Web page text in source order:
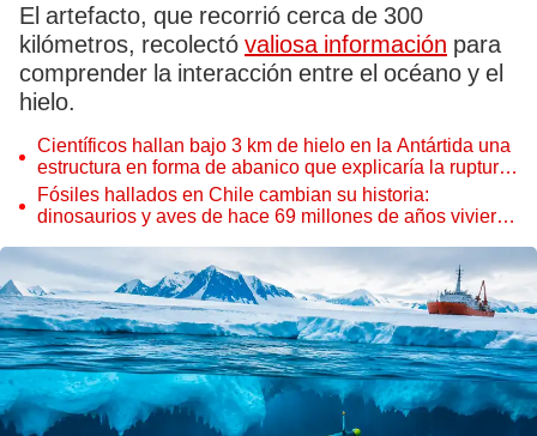
El artefacto, que recorrió cerca de 300
kilómetros, recolectó valiosa información para
comprender la interacción entre el océano y el
hielo.
Científicos hallan bajo 3 km de hielo en la Antártida una
estructura en forma de abanico que explicaría la ruptura
de un supercontinente
Fósiles hallados en Chile cambian su historia:
dinosaurios y aves de hace 69 millones de años vivieron